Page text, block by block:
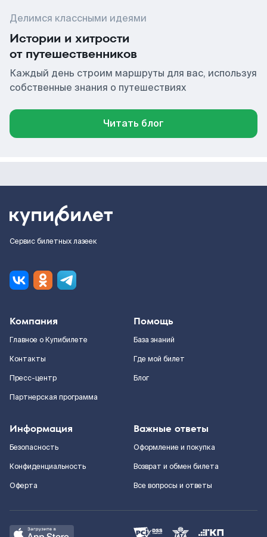
Делимся классными идеями
Истории и хитрости
от путешественников
Каждый день строим маршруты для вас, используя
собственные знания о путешествиях
Читать блог
Сервис билетных лазеек
Компания
Главное о Купибилете
Контакты
Пресс-центр
Партнерская программа
Помощь
База знаний
Где мой билет
Блог
Информация
Безопасность
Конфиденциальность
Оферта
Важные ответы
Оформление и покупка
Возврат и обмен билета
Все вопросы и ответы